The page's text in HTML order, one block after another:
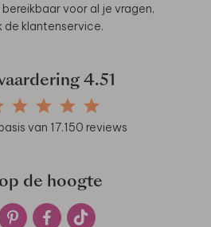
voor al je vragen,
de klantenservice.
4.51
van 17.150 reviews
de hoogte